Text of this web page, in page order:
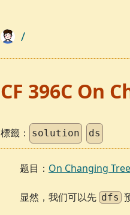
/
CF 396C On
標籤： solution ds
题目： On Changing Tree
显然，我们可以先 dfs